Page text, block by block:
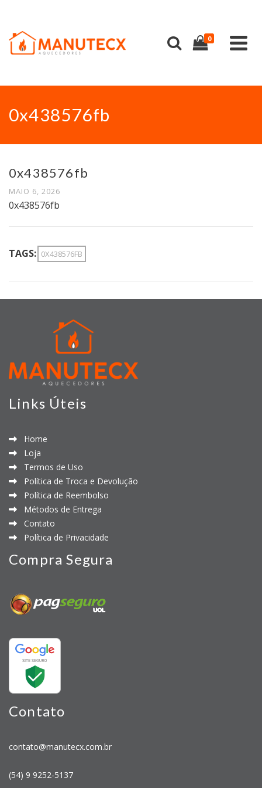
0
0x438576fb
0x438576fb
MAIO 6, 2026
0x438576fb
TAGS: 0X438576FB
Links Úteis
Home
Loja
Termos de Uso
Política de Troca e Devolução
Política de Reembolso
Métodos de Entrega
Contato
Política de Privacidade
Compra Segura
Contato
contato@manutecx.com.br
(54) 9 9252-5137